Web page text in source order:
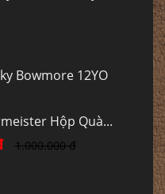
Bowmore 12YO
Hộp Quà...
1.000.000 đ